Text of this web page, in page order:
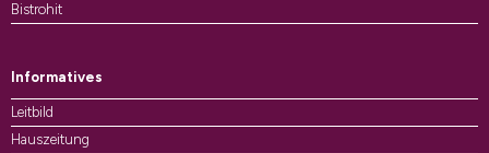
Bistrohit
Informatives
Leitbild
Hauszeitung